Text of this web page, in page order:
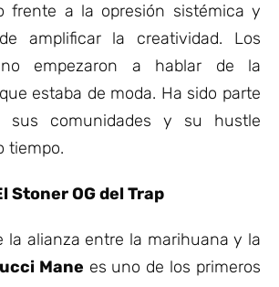
frente a la opresión sistémica y
amplificar la creatividad. Los
empezaron a hablar de la
estaba de moda. Ha sido parte
sus comunidades y su hustle
tiempo.
Stoner OG del Trap
la alianza entre la marihuana y la
Mane es uno de los primeros